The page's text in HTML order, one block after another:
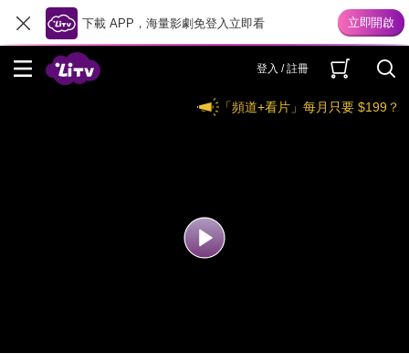
下載 APP，海量影劇免登入立即看
登入 / 註冊
「頻道+看片」每月只要 $199？